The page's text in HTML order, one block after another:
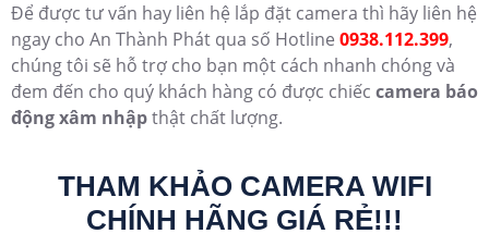
Để được tư vấn hay liên hệ lắp đặt camera thì hãy liên hệ
ngay cho An Thành Phát qua số Hotline 0938.112.399,
chúng tôi sẽ hỗ trợ cho bạn một cách nhanh chóng và
đem đến cho quý khách hàng có được chiếc camera báo
động xâm nhậpthật chất lượng.
THAM KHẢO CAMERA WIFI
CHÍNH HÃNG GIÁ RẺ!!!